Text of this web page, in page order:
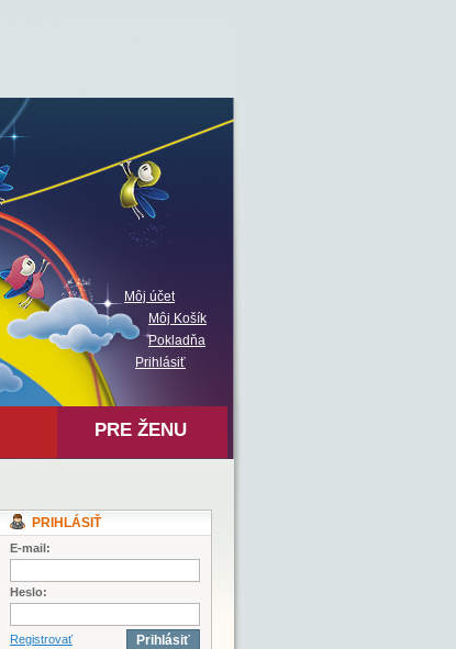
Môj účet
Môj Košík
Pokladňa
Prihlásiť
PRE ŽENU
PRIHLÁSIŤ
E-mail:
Heslo:
Registrovať Prihlásiť